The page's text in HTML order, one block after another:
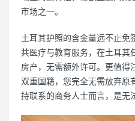
市场之一。
土耳其护照的含金量远不止免
共医疗与教育服务，在土耳其
房产，无需额外许可。更值得
双重国籍，您完全无需放弃原
持联系的商务人士而言，是无